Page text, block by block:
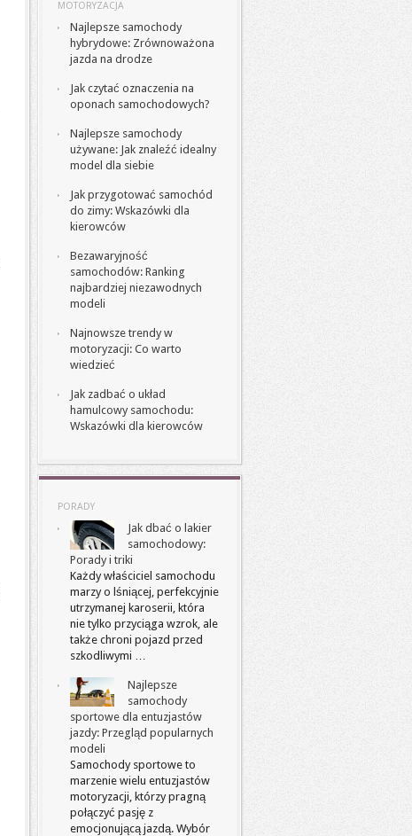
MOTORYZACJA
Najlepsze samochody
hybrydowe: Zrównoważona
jazda na drodze
Jak czytać oznaczenia na
oponach samochodowych?
Najlepsze samochody
używane: Jak znaleźć idealny
model dla siebie
Jak przygotować samochód
do zimy: Wskazówki dla
kierowców
Bezawaryjność
samochodów: Ranking
najbardziej niezawodnych
modeli
Najnowsze trendy w
motoryzacji: Co warto
wiedzieć
Jak zadbać o układ
hamulcowy samochodu:
Wskazówki dla kierowców
PORADY
Jak dbać o lakier
samochodowy:
Porady i triki
Każdy właściciel samochodu
marzy o lśniącej, perfekcyjnie
utrzymanej karoserii, która
nie tylko przyciąga wzrok, ale
także chroni pojazd przed
szkodliwymi …
Najlepsze
samochody
sportowe dla entuzjastów
jazdy: Przegląd popularnych
modeli
Samochody sportowe to
marzenie wielu entuzjastów
motoryzacji, którzy pragną
połączyć pasję z
emocjonującą jazdą. Wybór